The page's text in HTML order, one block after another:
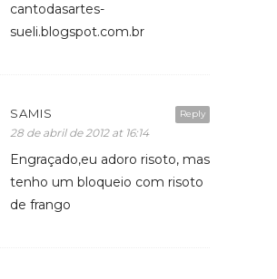
cantodasartes-
sueli.blogspot.com.br
Reply
SAMIS
28 de abril de 2012 at 16:14
Engraçado,eu adoro risoto, mas
tenho um bloqueio com risoto
de frango